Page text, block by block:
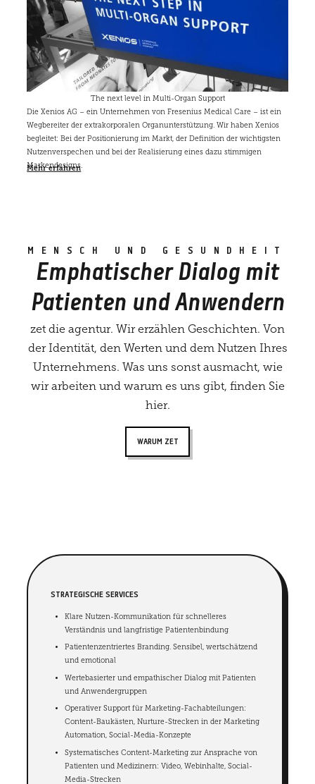
The next level in Multi-Organ Support
Die Xenios AG – ein Unternehmen von Fresenius Medical Care – ist ein
Wegbereiter der extrakorporalen Organunterstützung. Wir haben Xenios
begleitet: Bei der Positionierung im Markt, der Definition der wichtigsten
Nutzenverspechen und bei der Realisierung eines dazu stimmigen
Markendesigns.
Mehr erfahren
MENSCH UND GESUNDHEIT
Emphatischer Dialog mit
Patienten und Anwendern
zet die agentur. Wir erzählen Geschichten. Von
der Identität, den Werten und dem Nutzen Ihres
Unternehmens. Was uns sonst ausmacht, wie
wir arbeiten und warum es uns gibt, finden Sie
hier.
WARUM ZET
STRATEGISCHE SERVICES
Klare Nutzen-Kommunikation für schnelleres
Verständnis und langfristige Patientenbindung
Patientenzentriertes Branding. Sensibel, wertschätzend
und emotional
Wertebasierter und empathischer Dialog mit Patienten
und Anwendergruppen
Operativer Support für Marketing-Fachabteilungen:
Content-Baukästen, Nurture-Strecken in der Marketing
Automation, Social-Media-Konzepte
Systematisches Content-Marketing zur Ansprache von
Patienten und Medizinern: Video, Webinhalte, Social-
Media-Strecken